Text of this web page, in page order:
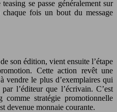
se passe généralement sur
fois un bout du message
son édition, vient ensuite l’étape
Cette action revêt une
vendre le plus d’exemplaires qui
l’éditeur que l’écrivain. C’est
comme stratégie promotionnelle
devenue monnaie courante.